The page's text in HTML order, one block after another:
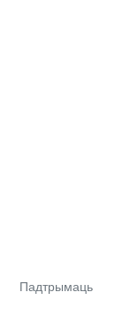
Падтрымаць